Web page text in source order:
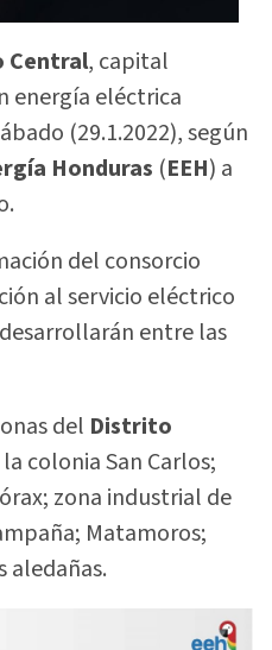
Central, capital
energía eléctrica
(29.1.2022), según
Honduras (EEH) a
del consorcio
al servicio eléctrico
entre las
del Distrito
colonia San Carlos;
zona industrial de
Matamoros;
aledañas.